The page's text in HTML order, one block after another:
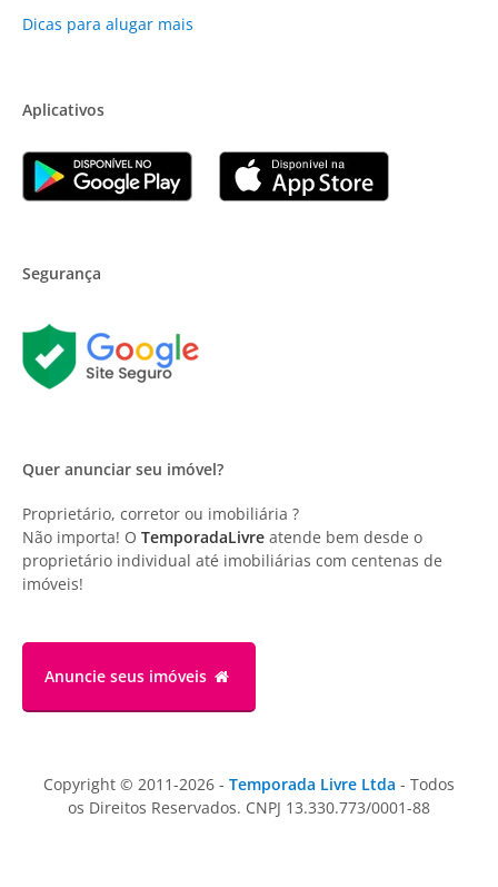
Dicas para alugar mais
Aplicativos
Segurança
Quer anunciar seu imóvel?
Proprietário, corretor ou imobiliária ?
Não importa! O TemporadaLivre atende bem desde o
proprietário individual até imobiliárias com centenas de
imóveis!
Anuncie seus imóveis
Copyright © 2011-2026 - Temporada Livre Ltda - Todos
os Direitos Reservados. CNPJ 13.330.773/0001-88